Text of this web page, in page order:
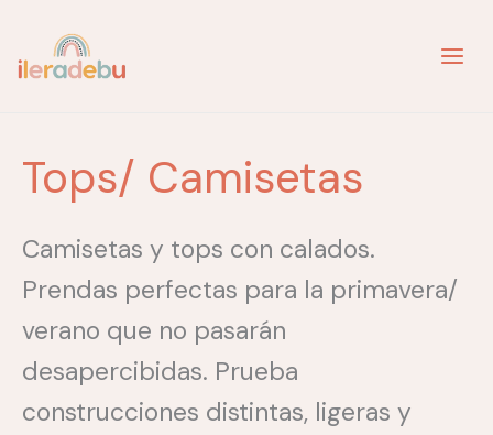
contenido
Tops/ Camisetas
Camisetas y tops con calados.
Prendas perfectas para la primavera/
verano que no pasarán
desapercibidas. Prueba
construcciones distintas, ligeras y